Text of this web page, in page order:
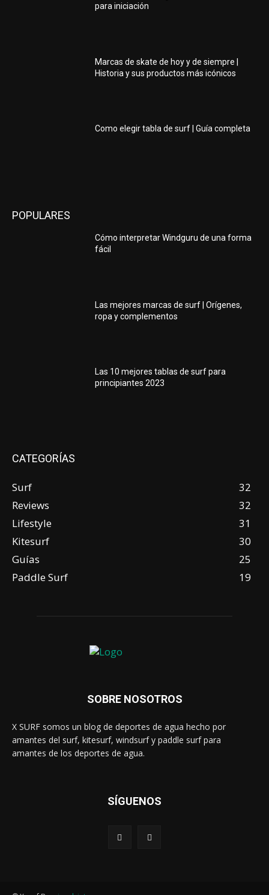
para iniciación
Marcas de skate de hoy y de siempre |
Historia y sus productos más icónicos
Como elegir tabla de surf | Guía completa
POPULARES
Cómo interpretar Windguru de una forma
fácil
Las mejores marcas de surf | Orígenes,
ropa y complementos
Las 10 mejores tablas de surf para
principiantes 2023
CATEGORÍAS
Surf
32
Reviews
32
Lifestyle
31
Kitesurf
30
Guías
25
Paddle Surf
19
SOBRE NOSOTROS
X SURF somos un blog de deportes de agua hecho por
amantes del surf, kitesurf, windsurf y paddle surf para
amantes de los deportes de agua.
SÍGUENOS